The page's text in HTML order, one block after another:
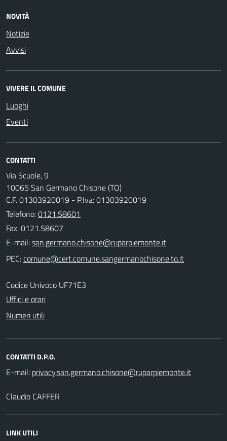
NOVITÀ
Notizie
Avvisi
VIVERE IL COMUNE
Luoghi
Eventi
CONTATTI
Via Scuole, 9
10065 San Germano Chisone (TO)
C.F. 01303920019 - P.Iva: 01303920019
Telefono:0121.58601
Fax: 0121.58607
E-mail:
PEC:
Codice Univoco UF71E3
Uffici e orari
Numeri utili
CONTATTI D.P.O.
E-mail:
Claudio CAFFER
LINK UTILI